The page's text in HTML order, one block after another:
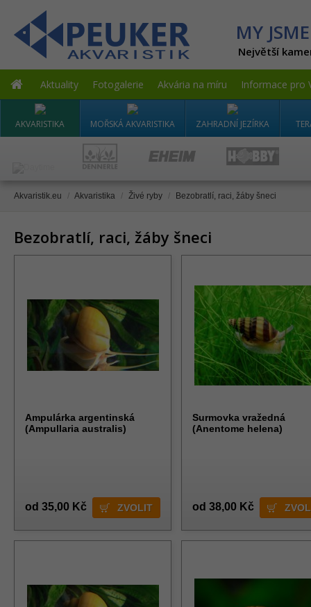
MY
Největší
Aktuality Fotogalerie Akvária na míru Informace pro
AKVARISTIKA MOŘSKÁ AKVARISTIKA ZAHRADNÍ JEZÍRKA
Akvaristik.eu / Akvaristika / Živé ryby / Bezobratlí, raci, žáby šneci
Bezobratlí, raci, žáby šneci
Ampulárka argentinská
(Ampullaria australis)
od 35,00 Kč ZVOLIT
Surmovka vražedná
(Anentome helena)
od 38,00 Kč